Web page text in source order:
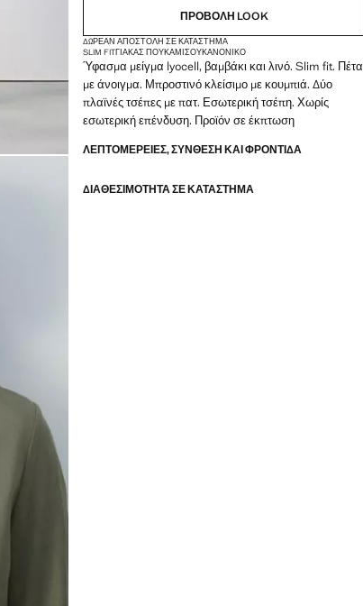
ΠΡΟΒΟΛΉ LOOK
ΔΩΡΕΆΝ ΑΠΟΣΤΟΛΉ ΣΕ ΚΑΤΆΣΤΗΜΑ
SLIM FITΓΙΑΚΆΣ ΠΟΥΚΆΜΙΣΟΥΚΑΝΟΝΙΚΌ
Ύφασμα μείγμα lyocell, βαμβάκι και λινό. Slim fit. Πέτα
με άνοιγμα. Μπροστινό κλείσιμο με κουμπιά. Δύο
πλαϊνές τσέπες με πατ. Εσωτερική τσέπη. Χωρίς
εσωτερική επένδυση. Προϊόν σε έκπτωση
ΛΕΠΤΟΜΈΡΕΙΕΣ, ΣΎΝΘΕΣΗ ΚΑΙ ΦΡΟΝΤΊΔΑ
ΔΙΑΘΕΣΙΜΌΤΗΤΑ ΣΕ ΚΑΤΆΣΤΗΜΑ